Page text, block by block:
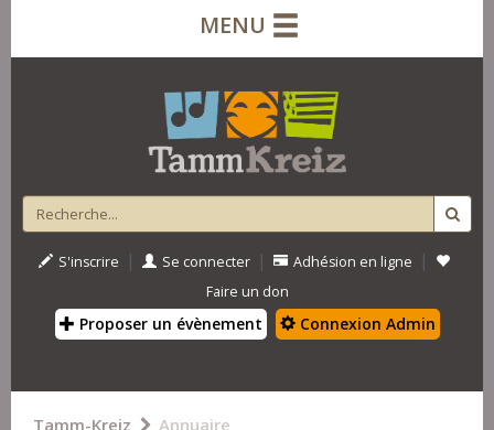
MENU
S'inscrire | Se connecter | Adhésion en ligne |
Faire un don
Proposer un évènement Connexion Admin
Tamm-Kreiz Annuaire